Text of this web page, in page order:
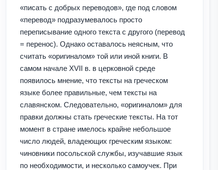
«писать с добрых переводов», где под словом
«перевод» подразумевалось просто
переписывание одного текста с другого (перевод
= перенос). Однако оставалось неясным, что
считать «оригиналом» той или иной книги. В
самом начале XVII в. в церковной среде
появилось мнение, что тексты на греческом
языке более правильные, чем тексты на
славянском. Следовательно, «оригиналом» для
правки должны стать греческие тексты. На тот
момент в стране имелось крайне небольшое
число людей, владеющих греческим языком:
чиновники посольской службы, изучавшие язык
по необходимости, и несколько самоучек. При